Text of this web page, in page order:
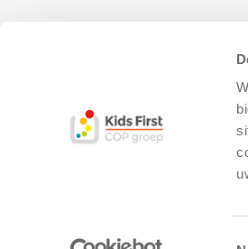
© Copyright -